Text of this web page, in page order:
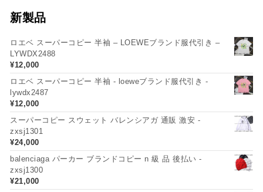
新製品
ロエベ スーパーコピー 半袖 – LOEWEブランド服代引き –
LYWDX2488
¥12,000
ロエベ スーパーコピー 半袖 - loeweブランド服代引き -
lywdx2487
¥12,000
スーパーコピー スウェット バレンシアガ 通販 激安 -
zxsj1301
¥24,000
balenciaga パーカー ブランドコピー n 級 品 後払い -
zxsj1300
¥21,000